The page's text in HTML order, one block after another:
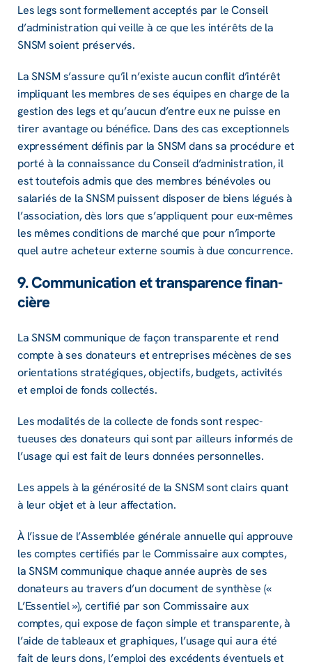
Les legs sont formel­le­ment accep­tés par le Conseil
d’ad­mi­nis­tra­tion qui veille à ce que les inté­rêts de la
SNSM soient préser­vés.
La SNSM s’as­sure qu’il n’existe aucun conflit d’in­té­rêt
impliquant les membres de ses équipes en charge de la
gestion des legs et qu’au­cun d’entre eux ne puisse en
tirer avan­tage ou béné­fice. Dans des cas excep­tion­nels
expres­sé­ment défi­nis par la SNSM dans sa procé­dure et
porté à la connais­sance du Conseil d’ad­mi­nis­tra­tion, il
est toute­fois admis que des membres béné­voles ou
sala­riés de la SNSM puissent dispo­ser de biens légués à
l’as­so­cia­tion, dès lors que s’ap­pliquent pour eux-mêmes
les mêmes condi­tions de marché que pour n’im­porte
quel autre ache­teur externe soumis à due concur­rence.
9. Commu­ni­ca­tion et trans­pa­rence finan­
cière
La SNSM commu­nique de façon trans­pa­rente et rend
compte à ses dona­teurs et entre­prises mécènes de ses
orien­ta­tions stra­té­giques, objec­tifs, budgets, acti­vi­tés
et emploi de fonds collec­tés.
Les moda­li­tés de la collecte de fonds sont respec­
tueuses des dona­teurs qui sont par ailleurs infor­més de
l’usage qui est fait de leurs données person­nelles.
Les appels à la géné­ro­sité de la SNSM sont clairs quant
à leur objet et à leur affec­ta­tion.
À l’is­sue de l’As­sem­blée géné­rale annuelle qui approuve
les comptes certi­fiés par le Commis­saire aux comptes,
la SNSM commu­nique chaque année auprès de ses
dona­teurs au travers d’un docu­ment de synthèse («
L’Es­sen­tiel »), certi­fié par son Commis­saire aux
comptes, qui expose de façon simple et trans­pa­rente, à
l’aide de tableaux et graphiques, l’usage qui aura été
fait de leurs dons, l’em­ploi des excé­dents éven­tuels et